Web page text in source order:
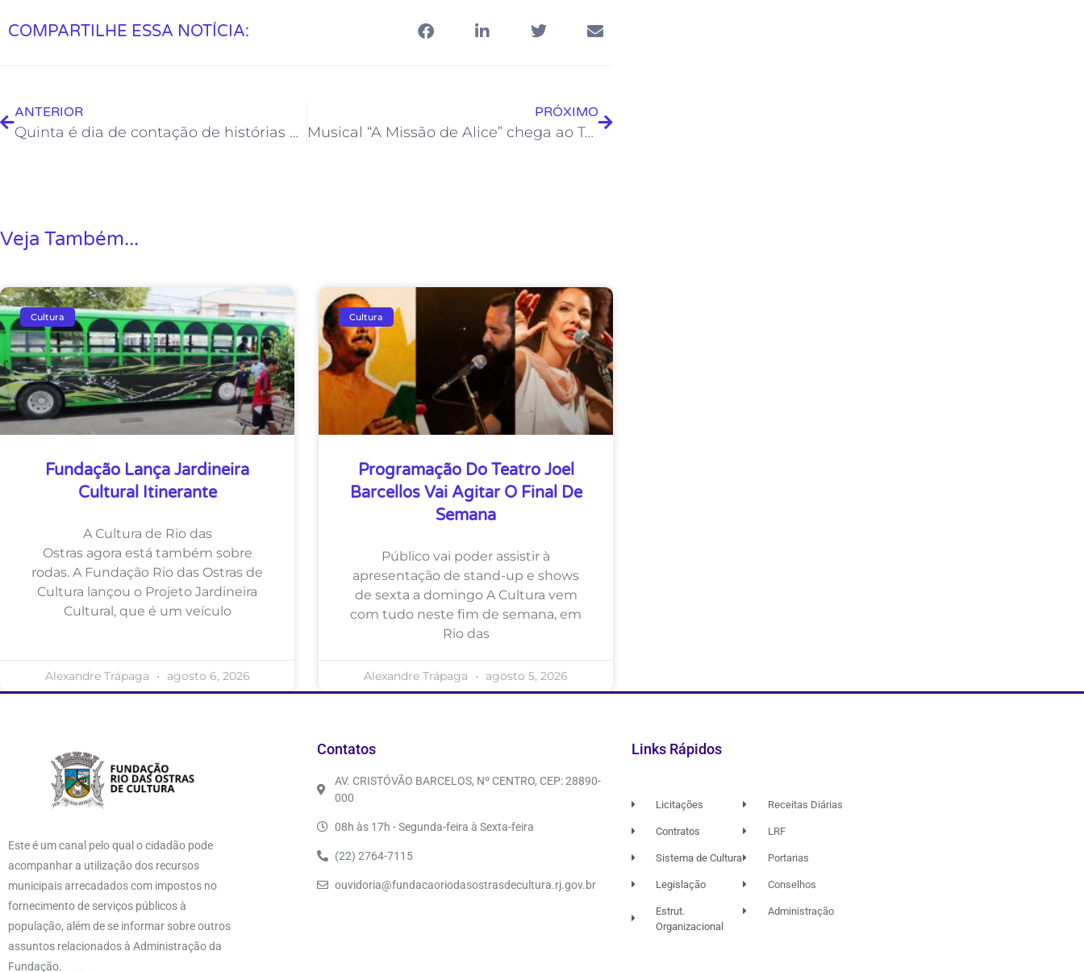
COMPARTILHE ESSA NOTÍCIA:
ANTERIOR
Quinta é dia de contação de histórias na Biblioteca Municipal
PRÓXIMO
Musical “A Missão de Alice” chega ao Teatro Municipal Joel Barcelos
Veja Também...
Cultura
Fundação Lança Jardineira
Cultural Itinerante
A Cultura de Rio das
Ostras agora está também sobre
rodas. A Fundação Rio das Ostras de
Cultura lançou o Projeto Jardineira
Cultural, que é um veículo
Alexandre Trápaga agosto 6, 2026
Cultura
Programação Do Teatro Joel
Barcellos Vai Agitar O Final De
Semana
Público vai poder assistir à
apresentação de stand-up e shows
de sexta a domingo A Cultura vem
com tudo neste fim de semana, em
Rio das
Alexandre Trápaga agosto 5, 2026
Este é um canal pelo qual o cidadão pode
acompanhar a utilização dos recursos
municipais arrecadados com impostos no
fornecimento de serviços públicos à
população, além de se informar sobre outros
assuntos relacionados à Administração da
Fundação.
Contatos
AV. CRISTÓVÃO BARCELOS, Nº CENTRO, CEP: 28890-
000
08h às 17h - Segunda-feira à Sexta-feira
(22) 2764-7115
ouvidoria@fundacaoriodasostrasdecultura.rj.gov.br
Links Rápidos
Licitações
Contratos
Sistema de Cultura
Legislação
Estrut.
Organizacional
Receitas Diárias
LRF
Portarias
Conselhos
Administração